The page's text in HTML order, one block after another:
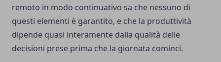
remoto in modo continuativo sa che nessuno di
questi elementi è garantito, e che la produttività
dipende quasi interamente dalla qualità delle
decisioni prese prima che la giornata cominci.